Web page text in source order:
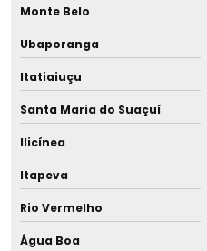
Selador para tubo capilar
Sistema de liofilização
Sugador de leite
Tira leite advanced
Tira leite doméstico
Tira leite domiciliar
Monte Belo
Ubaporanga
Itatiaiuçu
Santa Maria do Suaçuí
Ilicínea
Itapeva
Rio Vermelho
Água Boa